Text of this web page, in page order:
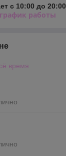
с 10:00 до 20:00
работы
время